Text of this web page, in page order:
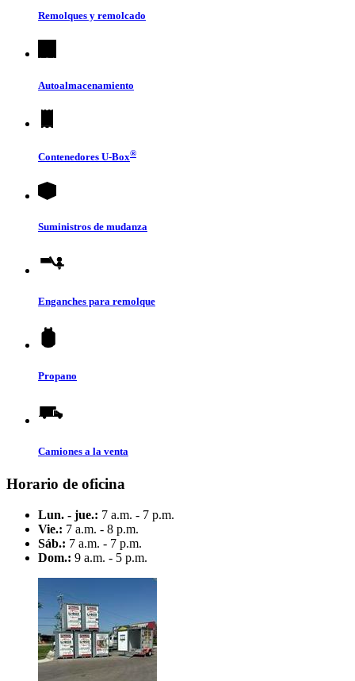
Remolques y remolcado
Autoalmacenamiento
Contenedores U-Box®
Suministros de mudanza
Enganches para remolque
Propano
Camiones a la venta
Horario de oficina
Lun. - jue.: 7 a.m. - 7 p.m.
Vie.: 7 a.m. - 8 p.m.
Sáb.: 7 a.m. - 7 p.m.
Dom.: 9 a.m. - 5 p.m.